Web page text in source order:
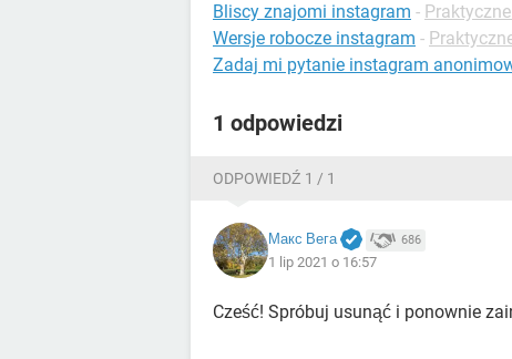
Bliscy znajomi instagram -
Wersje robocze instagram -
Zadaj mi pytanie instagram
1 odpowiedzi
ODPOWIEDŹ 1 / 1
Макс Вега 686
1 lip 2021 o 16:57
Cześć! Spróbuj usunąć i ponownie